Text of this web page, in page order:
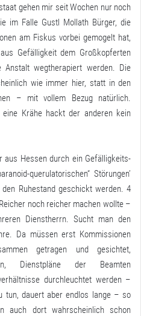
gehen mir seit Wochen nur noch
im Falle Gustl Mollath Bürger, die
am Fiskus vorbei gemogelt hat,
Gefälligkeit dem Großkopferten
Anstalt wegtherapiert werden. Die
wie immer hier, statt in den
– mit vollem Bezug natürlich.
Krähe hackt der anderen kein
aus Hessen durch ein Gefälligkeits-
querulatorischen“ Störungen’
Ruhestand geschickt werden. 4
noch reicher machen wollte –
Dienstherrn. Sucht man den
Da müssen erst Kommissionen
getragen und gesichtet,
Dienstpläne der Beamten
durchleuchtet werden –
tun, dauert aber endlos lange – so
auch dort wahrscheinlich schon